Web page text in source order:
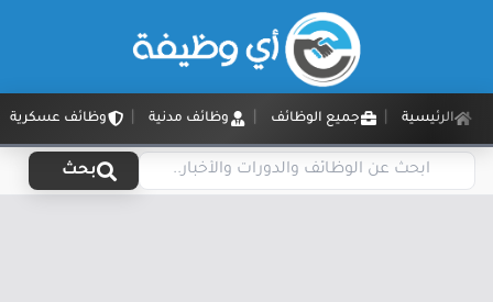
الرئيسية جميع الوظائف وظائف مدنية وظائف عسكرية
بحث